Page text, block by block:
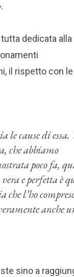
dedicata alla
il rispetto con le
cause di essa.
che abbiamo
poco fa,
e perfetta è
l’ho
anche
sino a